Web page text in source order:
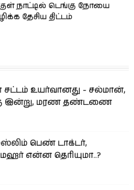
நாட்டில் டெங்கு நோயை
தேசிய திட்டம்
உயர்வானது - சல்மான்,
இன்று, மரண தண்டணை
பெண் டாக்டர்,
மஹர் என்ன தெரியுமா..?